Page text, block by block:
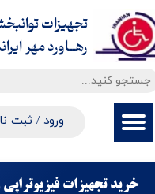
ورود / ثبت
حساب کاربری من
سفارشات
خروج از حساب کاربری
تجهیزات
​​​​​​​رهــاورد مهر
خرید تجهیزات فیزیوتراپی